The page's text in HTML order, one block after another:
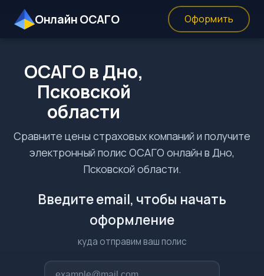
Онлайн ОСАГО Оформить
ОСАГО в Дно,
Псковской
области
Сравните цены страховых компаний и получите
электронный полис ОСАГО онлайн в Дно,
Псковской области.
Введите email, чтобы начать
оформление
куда отправим ваш полис